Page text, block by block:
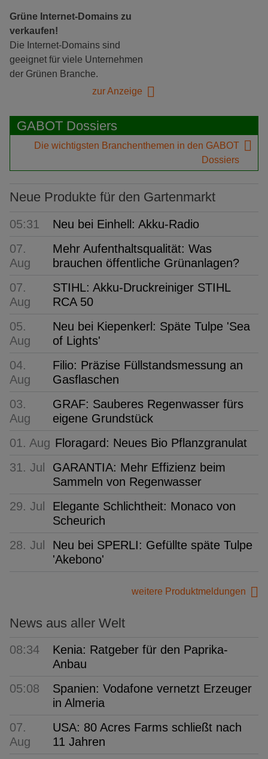
Grüne Internet-Domains zu
verkaufen!
Die Internet-Domains sind
geeignet für viele Unternehmen
der Grünen Branche.
zur Anzeige
GABOT Dossiers
Die wichtigsten Branchenthemen in den GABOT
Dossiers
Neue Produkte für den Gartenmarkt
05:31
Neu bei Einhell: Akku-Radio
07.
Aug
Mehr Aufenthaltsqualität: Was
brauchen öffentliche Grünanlagen?
07.
Aug
STIHL: Akku-Druckreiniger STIHL
RCA 50
05.
Aug
Neu bei Kiepenkerl: Späte Tulpe 'Sea
of Lights'
04.
Aug
Filio: Präzise Füllstandsmessung an
Gasflaschen
03.
Aug
GRAF: Sauberes Regenwasser fürs
eigene Grundstück
01. Aug Floragard: Neues Bio Pflanzgranulat
31. Jul
GARANTIA: Mehr Effizienz beim
Sammeln von Regenwasser
29. Jul
Elegante Schlichtheit: Monaco von
Scheurich
28. Jul
Neu bei SPERLI: Gefüllte späte Tulpe
'Akebono'
weitere Produktmeldungen
News aus aller Welt
08:34
Kenia: Ratgeber für den Paprika-
Anbau
05:08
Spanien: Vodafone vernetzt Erzeuger
in Almeria
07.
Aug
USA: 80 Acres Farms schließt nach
11 Jahren